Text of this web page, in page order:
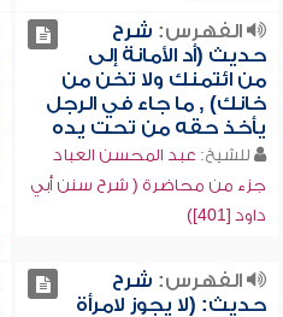
الفهرس: شرح
حديث (أد الأمانة إلى
من ائتمنك ولا تخن من
خانك) , ما جاء في الرجل
يأخذ حقه من تحت يده
للشيخ: عبد المحسن العباد
جزء من محاضرة ( شرح سنن أبي
داود [401])
الفهرس: شرح
حديث: (لا يجوز لامرأة